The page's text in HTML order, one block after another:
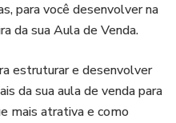
para você desenvolver na
da sua Aula de Venda.
estruturar e desenvolver
da sua aula de venda para
mais atrativa e como